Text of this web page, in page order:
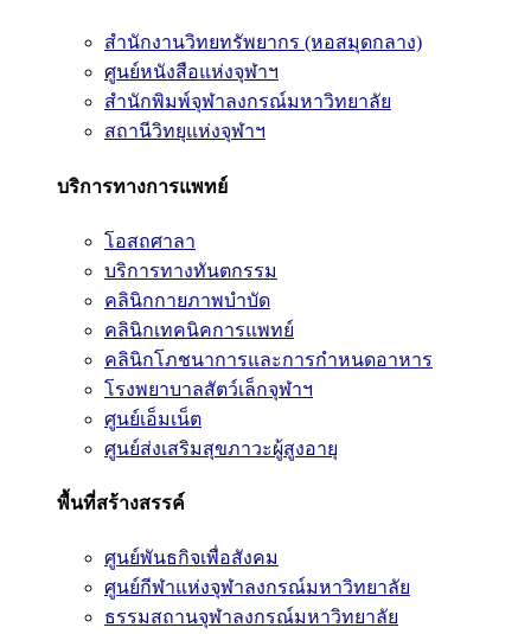
สำนักงานวิทยทรัพยากร (หอสมุดกลาง)
ศูนย์หนังสือแห่งจุฬาฯ
สำนักพิมพ์จุฬาลงกรณ์มหาวิทยาลัย
สถานีวิทยุแห่งจุฬาฯ
บริการทางการแพทย์
โอสถศาลา
บริการทางทันตกรรม
คลินิกกายภาพบำบัด
คลินิกเทคนิคการแพทย์
คลินิกโภชนาการและการกำหนดอาหาร
โรงพยาบาลสัตว์เล็กจุฬาฯ
ศูนย์เอ็มเน็ต
ศูนย์ส่งเสริมสุขภาวะผู้สูงอายุ
พื้นที่สร้างสรรค์
ศูนย์พันธกิจเพื่อสังคม
ศูนย์กีฬาแห่งจุฬาลงกรณ์มหาวิทยาลัย
ธรรมสถานจุฬาลงกรณ์มหาวิทยาลัย